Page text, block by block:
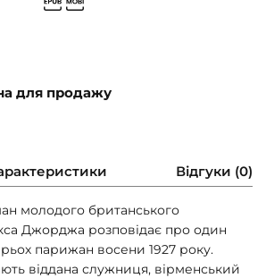
для продажу
Відгуки (0)
молодого британського
Джорджа розповідає про один
парижан восени 1927 року.
віддана служниця, вірменський